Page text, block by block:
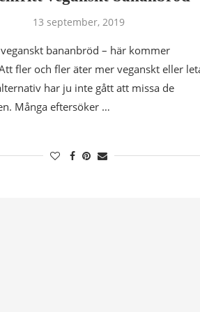
13 september, 2019
bananbröd – här kommer
fler och fler äter mer veganskt eller
har ju inte gått att missa de
Många eftersöker …